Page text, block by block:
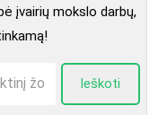
įvairių mokslo darbų,
Ieškoti